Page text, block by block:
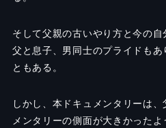
そして父親の古いやり方と今の自
父と息子、男同士のプライドも
ともある。
しかし、本ドキュメンタリーは
メンタリーの側面が大きかった